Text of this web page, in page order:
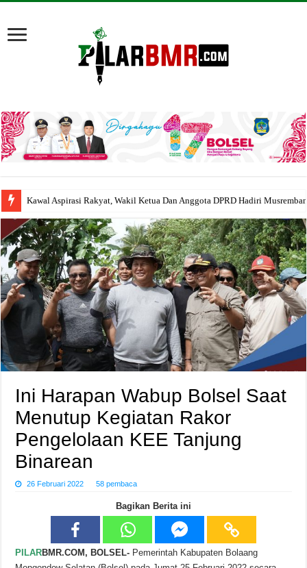
Kawal Aspirasi Rakyat, Wakil Ketua Dan Anggota DPRD Hadiri
Ini Harapan Wabup Bolsel Saat
Menutup Kegiatan Rakor
Pengelolaan KEE Tanjung
Binarean
26 Februari 2022 58 pembaca
Bagikan Berita ini
PILARBMR.COM, BOLSEL- Pemerintah Kabupaten Bolaang